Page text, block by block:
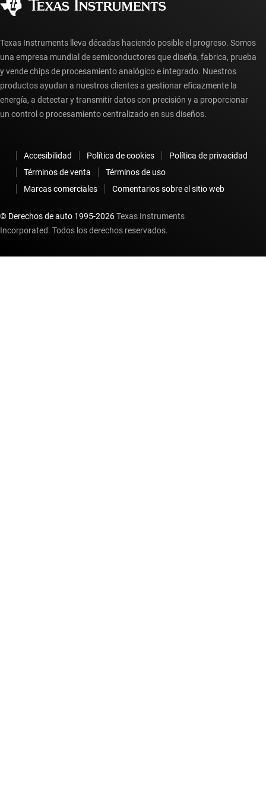
Preguntas frecuentes sobre la cuenta myTI
Texas Instruments lleva décadas haciendo posible el progreso. Somos
una empresa mundial de semiconductores que diseña, fabrica, prueba
y vende chips de procesamiento analógico e integrado. Nuestros
productos ayudan a nuestros clientes a gestionar eficazmente la
energía, a detectar y transmitir datos con precisión y a proporcionar
un control o procesamiento centralizado en sus diseños.
Accesibilidad Política de cookies
Política de privacidad
Términos de venta
Términos de uso
Marcas comerciales
Comentarios sobre el sitio web
© Derechos de auto 1995-2026Texas Instruments
Incorporated. Todos los derechos reservados.